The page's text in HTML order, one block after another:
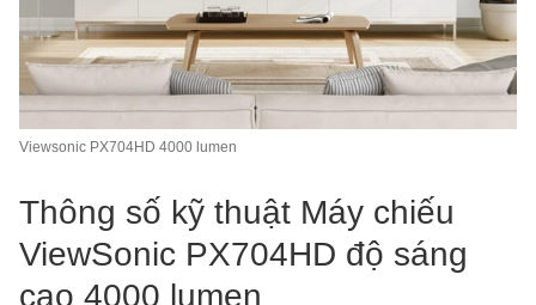
Viewsonic PX704HD 4000 lumen
Thông số kỹ thuật Máy chiếu
ViewSonic PX704HD độ sáng
cao 4000 lumen